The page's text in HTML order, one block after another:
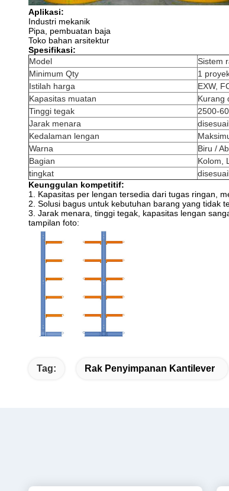
Aplikasi:
Industri mekanik
Pipa, pembuatan baja
Toko bahan arsitektur
Spesifikasi:
Model
Sistem
Minimum Qty
1
Istilah harga
EXW,
Kapasitas muatan
Kurang
Tinggi tegak
2500-
Jarak menara
Kedalaman lengan
Warna
Biru /
Bagian
Kolom,
tingkat
Keunggulan kompetitif:
1. Kapasitas per lengan tersedia dari tugas ringan,
2. Solusi bagus untuk kebutuhan barang yang tidak
3. Jarak menara, tinggi tegak, kapasitas lengan
tampilan foto:
Tag: Rak Penyimpanan Kantilever